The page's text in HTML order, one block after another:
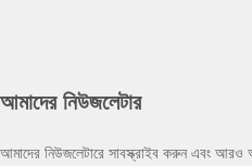
আমাদের নিউজলেটার
আমাদের নিউজলেটারে সাবস্ক্রাইব করুন এবং আরও